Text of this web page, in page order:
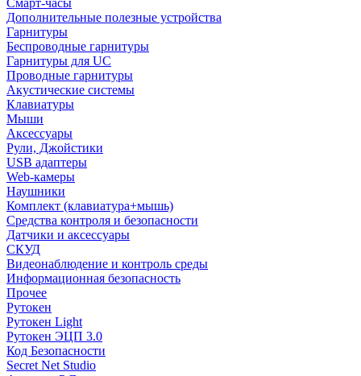
Смарт-часы
Дополнительные полезные устройства
Гарнитуры
Беспроводные гарнитуры
Гарнитуры для UC
Проводные гарнитуры
Акустические системы
Клавиатуры
Мыши
Аксессуары
Рули, Джойстики
USB адаптеры
Web-камеры
Наушники
Комплект (клавиатура+мышь)
Средства контроля и безопасности
Датчики и аксессуары
СКУД
Видеонаблюдение и контроль среды
Информационная безопасность
Прочее
Рутокен
Рутокен Light
Рутокен ЭЦП 3.0
Код Безопасности
Secret Net Studio